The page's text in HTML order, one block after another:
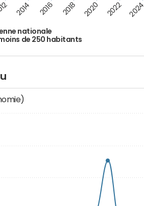
nationale
de 250 habitants
2014 2016 2018 2020 2022 2024